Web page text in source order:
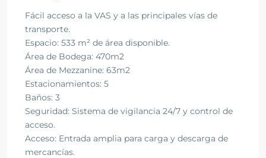
Fácil acceso a la VAS y a las principales vías de
transporte.
Espacio: 533 m² de área disponible.
Área de Bodega: 470m2
Área de Mezzanine: 63m2
Estacionamientos: 5
Baños: 3
Seguridad: Sistema de vigilancia 24/7 y control de
acceso.
Acceso: Entrada amplia para carga y descarga de
mercancías.